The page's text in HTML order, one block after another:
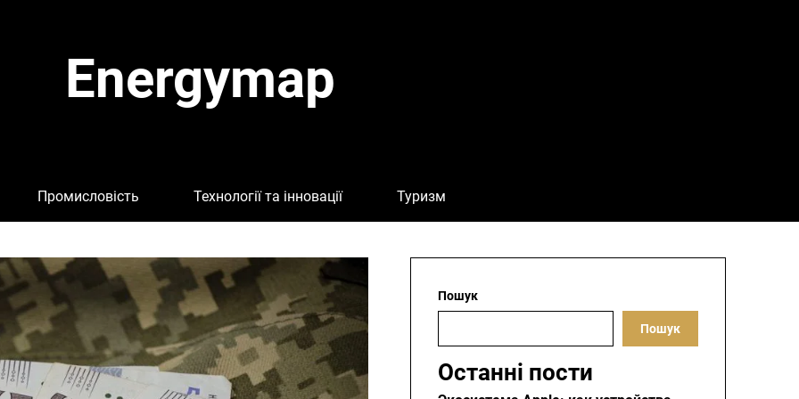
Energymap
Промисловість Технології та інновації Туризм
Пошук
Пошук
Останні пости